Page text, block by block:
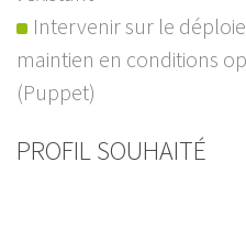
Intervenir sur le
maintien en conditions
(Puppet)
PROFIL SOUHAITÉ